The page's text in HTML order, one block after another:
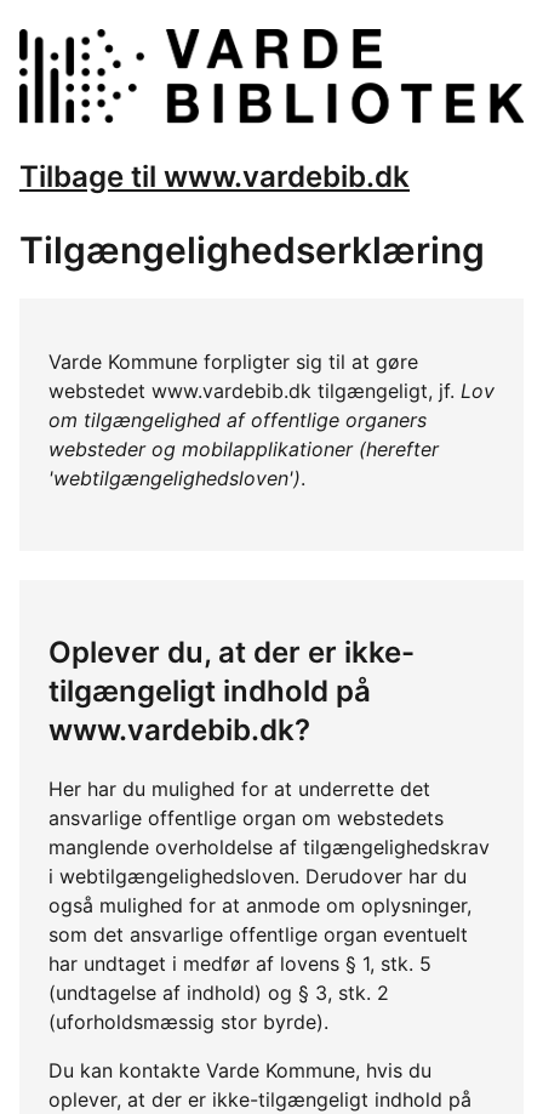
Tilbage til www.vardebib.dk
Tilgængelighedserklæring
Varde Kommune forpligter sig til at gøre
webstedet www.vardebib.dk tilgængeligt, jf. Lov
om tilgængelighed af offentlige organers
websteder og mobilapplikationer (herefter
'webtilgængelighedsloven').
Oplever du, at der er ikke-
tilgængeligt indhold på
www.vardebib.dk?
Her har du mulighed for at underrette det
ansvarlige offentlige organ om webstedets
manglende overholdelse af tilgængelighedskrav
i webtilgængelighedsloven. Derudover har du
også mulighed for at anmode om oplysninger,
som det ansvarlige offentlige organ eventuelt
har undtaget i medfør af lovens § 1, stk. 5
(undtagelse af indhold) og § 3, stk. 2
(uforholdsmæssig stor byrde).
Du kan kontakte Varde Kommune, hvis du
oplever, at der er ikke-tilgængeligt indhold på